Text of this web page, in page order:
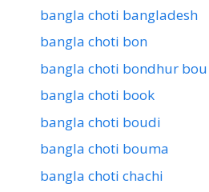
bangla choti bangladesh
bangla choti bon
bangla choti bondhur bou
bangla choti book
bangla choti boudi
bangla choti bouma
bangla choti chachi